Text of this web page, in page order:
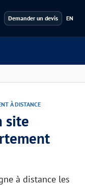
Demander un devis EN
À DISTANCE
site
à distance les